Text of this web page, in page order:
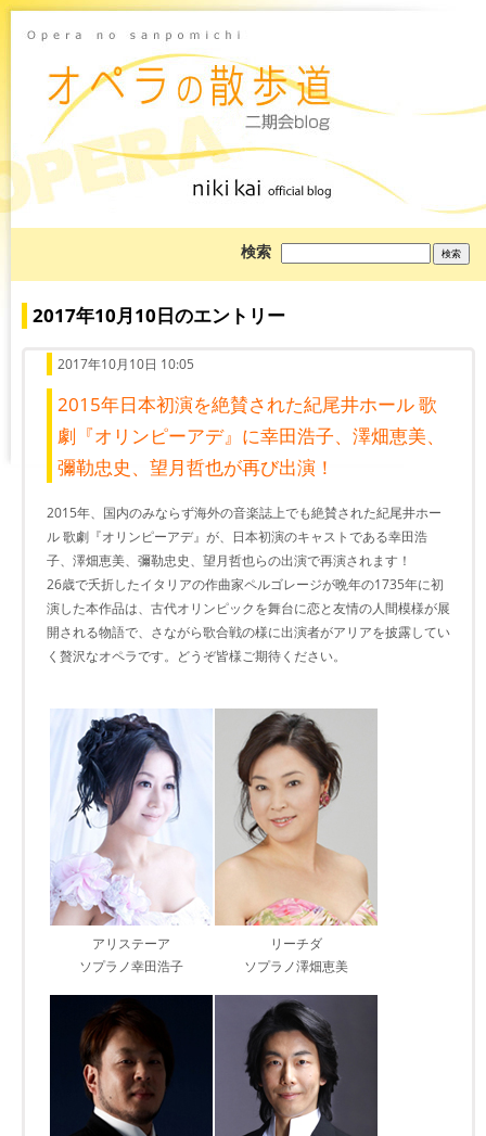
検索
を
索:
2017年10月10日のエントリー
2017年10月10日 10:05
2015年日本初演を絶賛された紀尾井ホール 歌
劇『オリンピーアデ』に幸田浩子、澤畑恵美、
彌勒忠史、望月哲也が再び出演！
2015年、国内のみならず海外の音楽誌上でも絶賛された紀尾井ホー
ル 歌劇『オリンピーアデ』が、日本初演のキャストである幸田浩
子、澤畑恵美、彌勒忠史、望月哲也らの出演で再演されます！
26歳で夭折したイタリアの作曲家ペルゴレージが晩年の1735年に初
演した本作品は、古代オリンピックを舞台に恋と友情の人間模様が展
開される物語で、さながら歌合戦の様に出演者がアリアを披露してい
く贅沢なオペラです。どうぞ皆様ご期待ください。
アリステーア
ソプラノ幸田浩子
リーチダ
ソプラノ澤畑恵美